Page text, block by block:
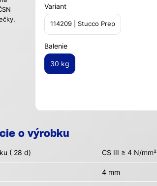
Variant
114209 | Stucco Prep
Balenie
30 kg
o výrobku
( 28 d) CS III ≥ 4 N/mm²
4 mm